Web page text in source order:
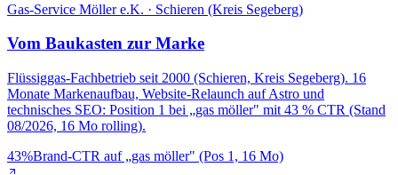
Gas-Service Möller e.K. · Schieren (Kreis Segeberg)
Vom Baukasten zur Marke
Flüssiggas-Fachbetrieb seit 2000 (Schieren, Kreis Segeberg). 16
Monate Markenaufbau, Website-Relaunch auf Astro und
technisches SEO: Position 1 bei „gas möller" mit 43 % CTR (Stand
08/2026, 16 Mo rolling).
43%Brand-CTR auf „gas möller" (Pos 1, 16 Mo)